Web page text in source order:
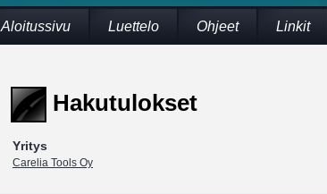
Aloitussivu Luettelo Ohjeet Linkit
Hakutulokset
Yritys
Carelia Tools Oy